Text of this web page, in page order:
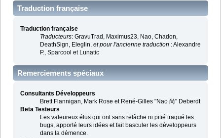
Traduction française
Traduction française
Traducteurs: GravuTrad, Maximus23, Nao, Chadon,
DeathSign, Eleglin, et pour l'ancienne traduction : Alexandre
P., Sparcool et Lunatic
Remerciements spéciaux
Consultants Développeurs
Brett Flannigan, Mark Rose et René-Gilles "Nao 尚" Deberdt
Beta Testeurs
Les valeureux élus qui ont sans relâche ni pitié traqué les
bugs, apporté leurs idées et fait basculer les développeurs
dans la démence.